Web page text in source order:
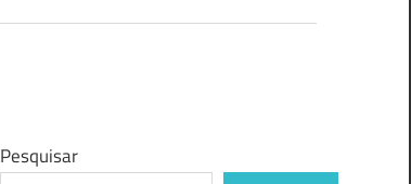
Pesquisar